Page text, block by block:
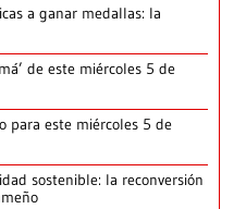
a ganar medallas: la
de este miércoles 5 de
para este miércoles 5 de
sostenible: la reconversión